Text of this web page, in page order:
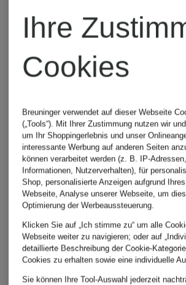
Trikots
WM 2026
adidas
Laufschuhe
adidas
Mexiko
Ihre
Cookies
Breuninger verwendet auf dieser Webseite
(„Tools“). Mit Ihrer Zustimmung nutzen wir
um Ihr Shoppingerlebnis und unser
interessante Werbung auf anderen Seiten
können verarbeitet werden (z. B. IP-
Informationen, Nutzerverhalten), für
Shop, personalisierte Anzeigen aufgrund
Webseite, Analyse unserer Webseite, um
Optimierung der Werbeaussteuerung.
Klicken Sie auf „Ich stimme zu“ um alle
Webseite weiter zu navigieren; oder auf
detaillierte Beschreibung der Cookie-
Cookies zu erhalten sowie eine individuelle
Sie können Ihre Tool-Auswahl jederzeit